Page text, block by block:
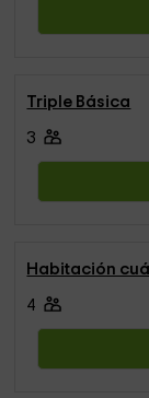
Triple Básica
3
Habitación
4